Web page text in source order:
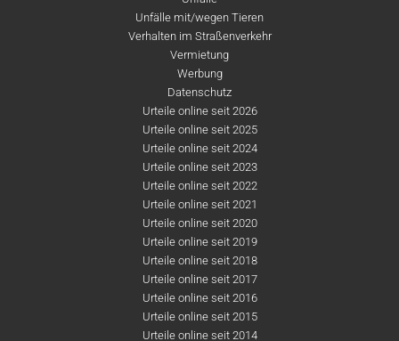
Unfälle mit/wegen Tieren
Verhalten im Straßenverkehr
Vermietung
Werbung
Datenschutz
Urteile online seit 2026
Urteile online seit 2025
Urteile online seit 2024
Urteile online seit 2023
Urteile online seit 2022
Urteile online seit 2021
Urteile online seit 2020
Urteile online seit 2019
Urteile online seit 2018
Urteile online seit 2017
Urteile online seit 2016
Urteile online seit 2015
Urteile online seit 2014